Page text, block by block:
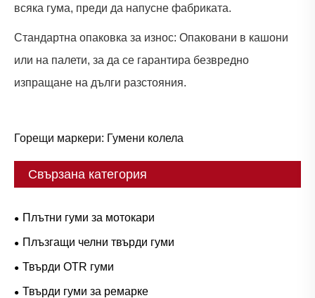
всяка гума, преди да напусне фабриката.
Стандартна опаковка за износ: Опаковани в кашони
или на палети, за да се гарантира безвредно
изпращане на дълги разстояния.
Горещи маркери: Гумени колела
Свързана категория
Плътни гуми за мотокари
Плъзгащи челни твърди гуми
Твърди OTR гуми
Твърди гуми за ремарке